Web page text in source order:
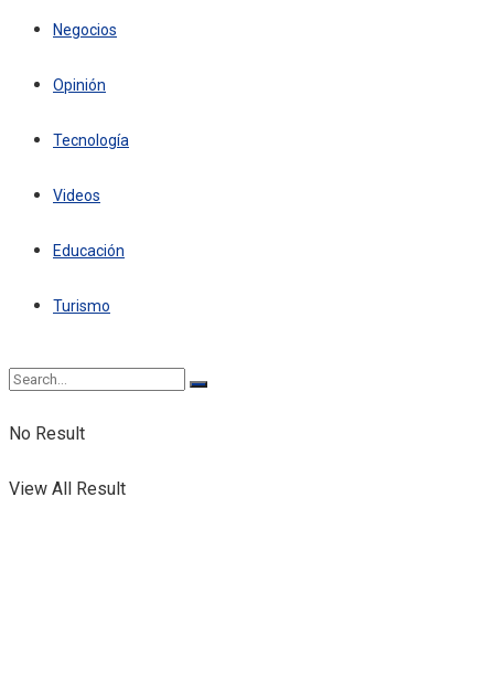
Negocios
Opinión
Tecnología
Videos
Educación
Turismo
No Result
View All Result